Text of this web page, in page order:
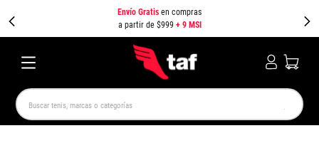
Envío Gratis en compras
a partir de $999 + 9 MSI
Buscar tenis, marcas o categorías